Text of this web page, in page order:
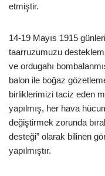
etmiştir.
14-19 Mayıs 1915
taarruzumuzu
ve ordugahı
balon ile boğaz
birliklerimizi taciz eden
yapılmış, her hava
değiştirmek zorunda
desteği” olarak bilinen
yapılmıştır.